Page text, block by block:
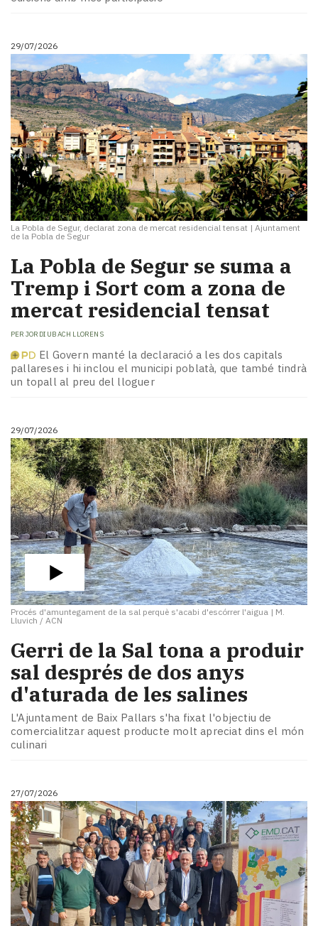
29/07/2026
La Pobla de Segur, declarat zona de mercat residencial tensat | Ajuntament
de la Pobla de Segur
La Pobla de Segur se suma a
Tremp i Sort com a zona de
mercat residencial tensat
PER JORDI UBACH LLORENS
El Govern manté la declaració a les dos capitals
pallareses i hi inclou el municipi poblatà, que també tindrà
un topall al preu del lloguer
29/07/2026
Procés d'amuntegament de la sal perquè s'acabi d'escórrer l'aigua | M.
Lluvich / ACN
​Gerri de la Sal tona a produir
sal després de dos anys
d'aturada de les salines
L'Ajuntament de Baix Pallars s'ha fixat l'objectiu de
comercialitzar aquest producte molt apreciat dins el món
culinari
27/07/2026